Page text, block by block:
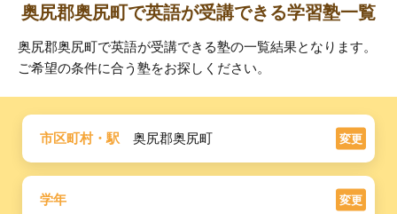
奥尻郡奥尻町で英語が受講できる学習塾一覧
奥尻郡奥尻町で英語が受講できる塾の一覧結果となります。
ご希望の条件に合う塾をお探しください。
市区町村・駅 奥尻郡奥尻町 変更
学年 変更